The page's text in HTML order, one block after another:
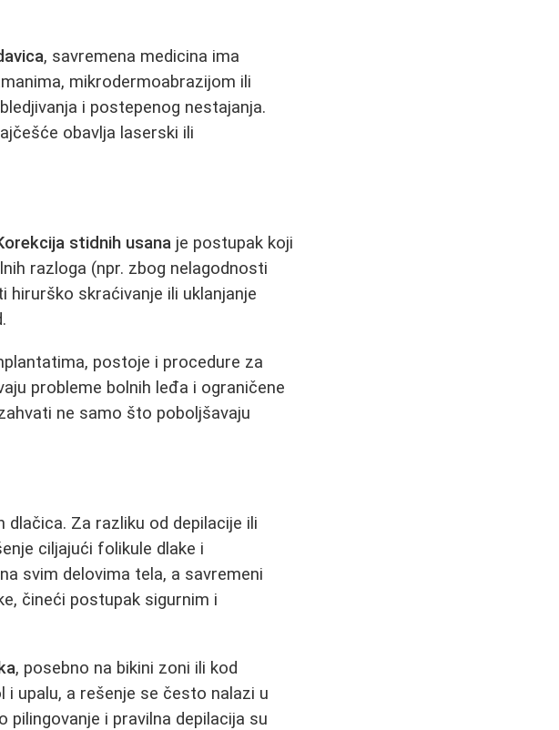
, savremena medicina ima
mikrodermoabrazijom ili
i postepenog nestajanja.
obavlja laserski ili
stidnih usana je postupak koji
razloga (npr. zbog nelagodnosti
skraćivanje ili uklanjanje
postoje i procedure za
probleme bolnih leđa i ograničene
ne samo što poboljšavaju
dlačica. Za razliku od depilacije ili
ciljajući folikule dlake i
svim delovima tela, a savremeni
čineći postupak sigurnim i
, posebno na bikini zoni ili kod
i upalu, a rešenje se često nalazi u
pilingovanje i pravilna depilacija su